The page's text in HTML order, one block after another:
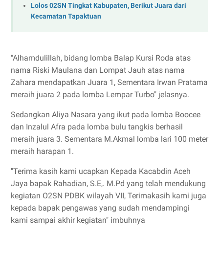
Lolos 02SN Tingkat Kabupaten, Berikut Juara dari
Kecamatan Tapaktuan
"Alhamdulillah, bidang lomba Balap Kursi Roda atas
nama Riski Maulana dan Lompat Jauh atas nama
Zahara mendapatkan Juara 1, Sementara Irwan Pratama
meraih juara 2 pada lomba Lempar Turbo" jelasnya.
Sedangkan Aliya Nasara yang ikut pada lomba Boocee
dan Inzalul Afra pada lomba bulu tangkis berhasil
meraih juara 3. Sementara M.Akmal lomba lari 100 meter
meraih harapan 1.
"Terima kasih kami ucapkan Kepada Kacabdin Aceh
Jaya bapak Rahadian, S.E,. M.Pd yang telah mendukung
kegiatan O2SN PDBK wilayah VII, Terimakasih kami juga
kepada bapak pengawas yang sudah mendampingi
kami sampai akhir kegiatan" imbuhnya